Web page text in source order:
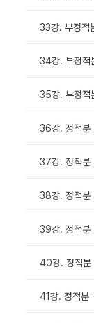
33강. 부정적
34강. 부정
35강. 부정적
36강. 정적분
37강. 정적분
38강. 정적분
39강. 정적분
40강. 정적
41강. 정적분